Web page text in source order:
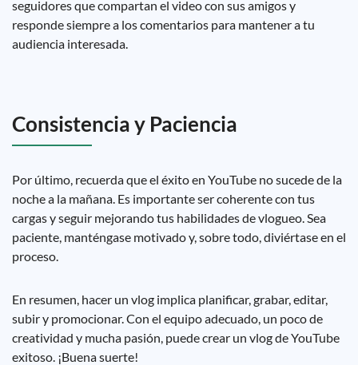
seguidores que compartan el video con sus amigos y
responde siempre a los comentarios para mantener a tu
audiencia interesada.
Consistencia y Paciencia
Por último, recuerda que el éxito en YouTube no sucede de la
noche a la mañana. Es importante ser coherente con tus
cargas y seguir mejorando tus habilidades de vlogueo. Sea
paciente, manténgase motivado y, sobre todo, diviértase en el
proceso.
En resumen, hacer un vlog implica planificar, grabar, editar,
subir y promocionar. Con el equipo adecuado, un poco de
creatividad y mucha pasión, puede crear un vlog de YouTube
exitoso. ¡Buena suerte!